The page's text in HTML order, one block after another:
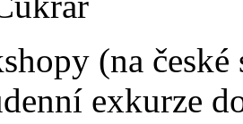
(na české
exkurze do